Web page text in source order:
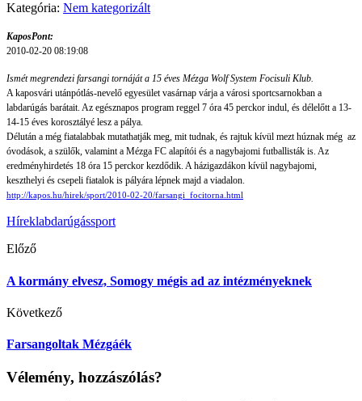
Kategória: Nem kategorizált
KaposPont:
2010-02-20 08:19:08
Ismét megrendezi farsangi tornáját a 15 éves Mézga Wolf System Focisuli Klub.
A kaposvári utánpótlás-nevelő egyesület vasárnap várja a városi sportcsarnokban a
labdarúgás barátait. Az egésznapos program reggel 7 óra 45 perckor indul, és délelőtt a 13-
14-15 éves korosztályé lesz a pálya.
Délután a még fiatalabbak mutathatják meg, mit tudnak, és rajtuk kívül mezt húznak még az
óvodások, a szülők, valamint a Mézga FC alapítói és a nagybajomi futballisták is. Az
eredményhirdetés 18 óra 15 perckor kezdődik. A házigazdákon kívül nagybajomi,
keszthelyi és csepeli fiatalok is pályára lépnek majd a viadalon.
http://kapos.hu/hirek/sport/2010-02-20/farsangi_focitorna.html
Híreklabdarúgássport
Előző
A kormány elvesz, Somogy mégis ad az intézményeknek
Következő
Farsangoltak Mézgáék
Vélemény, hozzászólás?